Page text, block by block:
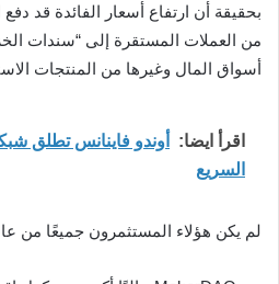
بحقيقة أن ارتفاع أسعار الفائدة قد
من العملات المستقرة إلى “سندات
أسواق المال وغيرها من المنتجات
اقرأ ايضا:
أوندو فاينانس تطلق
السريع
لم يكن هؤلاء المستثمرون جميعًا من